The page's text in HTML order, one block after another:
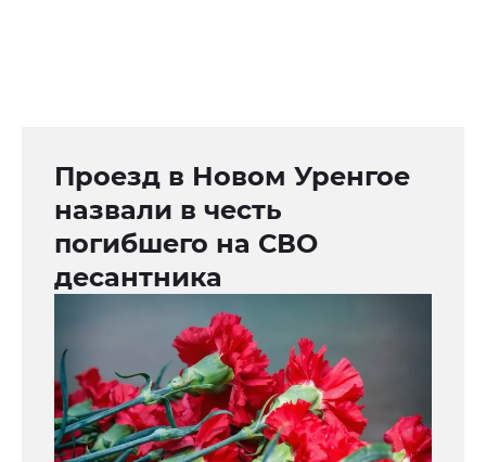
Проезд в Новом Уренгое
назвали в честь
погибшего на СВО
десантника